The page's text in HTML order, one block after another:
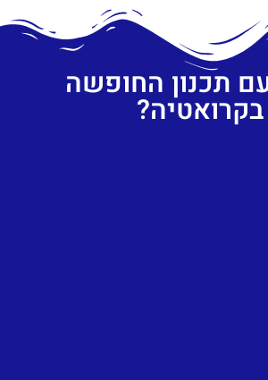
תכנון החופשה
בקרואטיה?